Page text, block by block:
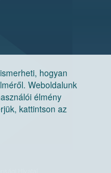
hogyan
Weboldalunk
élmény
kattintson az
Hivatal